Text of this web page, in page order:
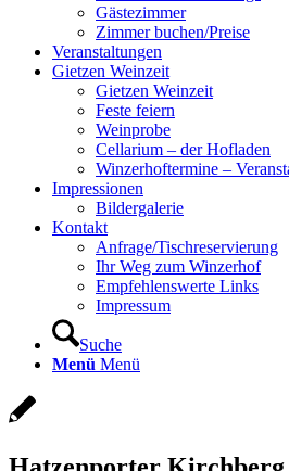
Gästezimmer
Zimmer buchen/Preise
Veranstaltungen
Gietzen Weinzeit
Gietzen Weinzeit
Feste feiern
Weinprobe
Cellarium – der Hofladen
Winzerhoftermine –
Impressionen
Bildergalerie
Kontakt
Anfrage/Tischreservierung
Ihr Weg zum Winzerhof
Empfehlenswerte Links
Impressum
Suche
Menü Menü